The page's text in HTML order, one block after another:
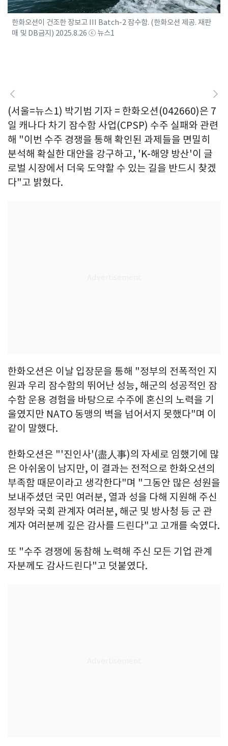
한화오션이 건조한 장보고 III Batch-2 잠수함. (한화오션 제공. 재판
매 및 DB금지) 2025.8.26 ⓒ 뉴스1
(서울=뉴스1) 박기범 기자 = 한화오션(042660)은 7
일 캐나다 차기 잠수함 사업(CPSP) 수주 실패와 관련
해 "이번 수주 경쟁을 통해 확인된 과제들을 면밀히
분석해 확실한 대안을 강구하고, 'K-해양 방산'이 글
로벌 시장에서 더욱 도약할 수 있는 길을 반드시 찾겠
다"고 밝혔다.
한화오션은 이날 입장문을 통해 "정부의 전폭적인 지
원과 우리 잠수함의 뛰어난 성능, 해군의 성공적인 잠
수함 운용 경험을 바탕으로 수주에 혼신의 노력을 기
울였지만 NATO 동맹의 벽을 넘어서지 못했다"며 이
같이 말했다.
한화오션은 "'진인사'(盡人事)의 자세로 임했기에 많
은 아쉬움이 남지만, 이 결과는 전적으로 한화오션의
부족함 때문이라고 생각한다"며 "그동안 많은 성원을
보내주셨던 국민 여러분, 열과 성을 다해 지원해 주신
정부와 국회 관계자 여러분, 해군 및 방사청 등 군 관
계자 여러분께 깊은 감사를 드린다"고 고개를 숙였다.
또 "수주 경쟁에 동참해 노력해 주신 모든 기업 관계
자분께도 감사드린다"고 덧붙였다.